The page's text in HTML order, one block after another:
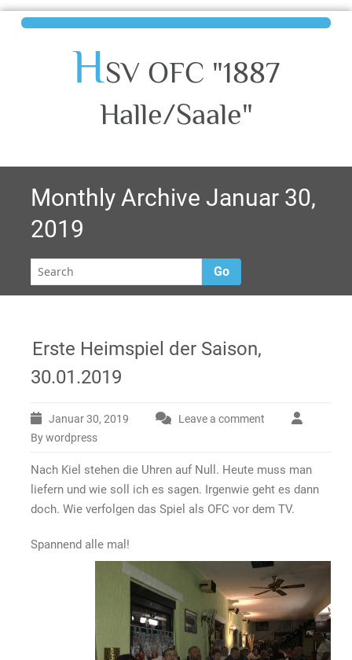
HSV OFC "1887
Halle/Saale"
Monthly Archive Januar 30,
2019
Go
Erste Heimspiel der Saison,
30.01.2019
Januar 30, 2019
Leave a comment
By wordpress
Nach Kiel stehen die Uhren auf Null. Heute muss man
liefern und wie soll ich es sagen. Irgenwie geht es dann
doch. Wie verfolgen das Spiel als OFC vor dem TV.
Spannend alle mal!